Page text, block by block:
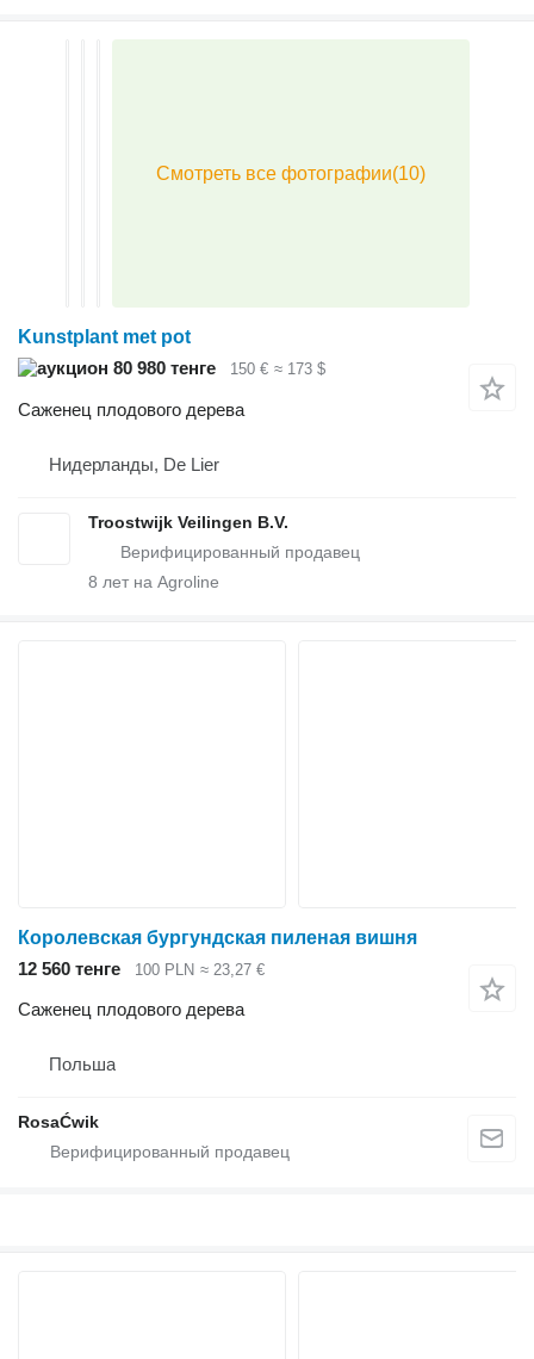
Kunstplant met pot
80 980 тенге
150 € ≈ 173 $
Саженец плодового дерева
Нидерланды, De Lier
Troostwijk Veilingen B.V.
8 лет на Agroline
Королевская бургундская пиленая вишня
12 560 тенге
100 PLN ≈ 23,27 €
Саженец плодового дерева
Польша
RosaĆwik